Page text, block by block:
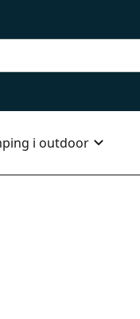
i outdoor